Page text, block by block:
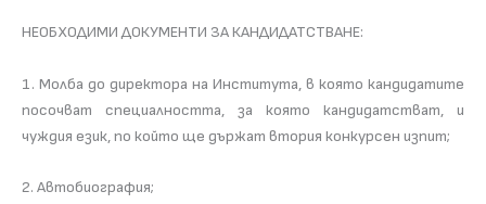
НЕОБХОДИМИ ДОКУМЕНТИ ЗА КАНДИДАТСТВАНЕ:
1. Молба до директора на Института, в която кандидатите
посочват специалността, за която кандидатстват, и
чуждия език, по който ще държат втория конкурсен изпит;
2. Автобиография;